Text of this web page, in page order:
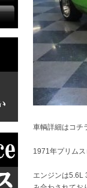
車輌詳細はコ
1971年プリムス
エンジンは5.6L